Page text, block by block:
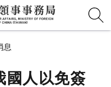
息
國人以免簽